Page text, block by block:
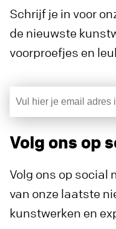
Schrijf je in voor
de nieuwste
voorproefjes en
Volg ons op
Volg ons op social
van onze laatste
kunstwerken en